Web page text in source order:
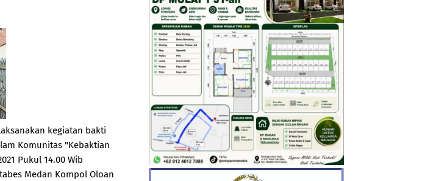
kegiatan bakti
Komunitas "Kebaktian
Pukul 14.00 Wib
Medan Kompol Oloan